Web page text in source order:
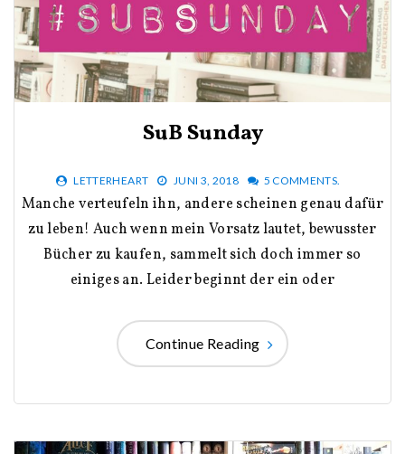
SuB Sunday
LETTERHEART JUNI 3, 2018 5 COMMENTS.
Manche verteufeln ihn, andere scheinen genau dafür
zu leben! Auch wenn mein Vorsatz lautet, bewusster
Bücher zu kaufen, sammelt sich doch immer so
einiges an. Leider beginnt der ein oder
Continue Reading